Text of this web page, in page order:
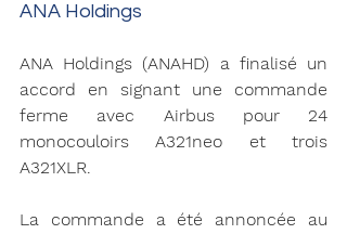
ANA Holdings
ANA Holdings (ANAHD) a finalisé un
accord en signant une commande
ferme avec Airbus pour 24
monocouloirs A321neo et trois
A321XLR.
La commande a été annoncée au